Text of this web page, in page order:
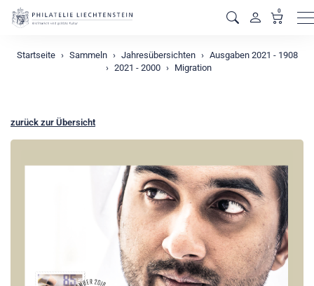
0
Startseite Sammeln Jahresübersichten
Ausgaben 2021 - 1908
2021 - 2000
Migration
zurück zur Übersicht